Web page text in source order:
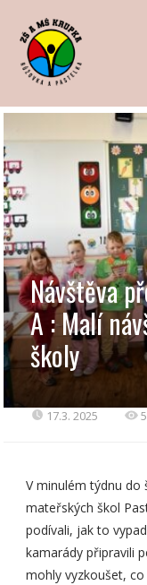
Návštěva
A : Malí
školy
17.3. 2025
V minulém týdnu do
mateřských škol
podívali, jak to
kamarády připravili
mohly vyzkoušet, co